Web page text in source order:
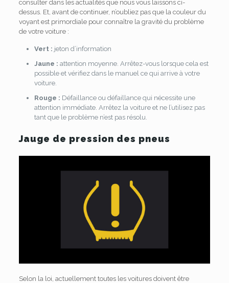
consulter dans les actualités que nous vous laissons ci-
dessus. Et, avant de continuer, n’oubliez pas que la couleur du
voyant est primordiale pour connaître la gravité du problème
de votre voiture :
Vert : jeton d’information
Jaune : attention moyenne. Arrêtez-vous lorsque cela est
possible et vérifiez dans le manuel ce qui arrive à votre
voiture.
Rouge : Défaillance ou défaillance qui nécessite une
attention immédiate. Arrêtez la voiture et ne l’utilisez pas
tant que le problème n’est pas résolu.
Jauge de pression des pneus
Selon la loi, actuellement toutes les voitures doivent être